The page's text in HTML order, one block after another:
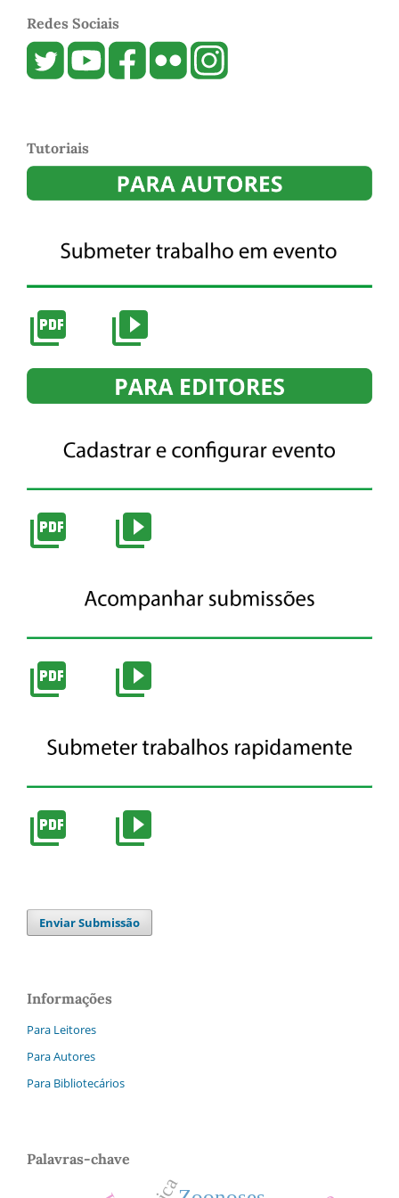
Redes Sociais
Tutoriais
Enviar Submissão
Informações
Para Leitores
Para Autores
Para Bibliotecários
Palavras-chave